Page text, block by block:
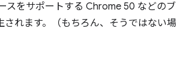
スをサポートする Chrome 50 などのブ
れます。（もちろん、そうではない場